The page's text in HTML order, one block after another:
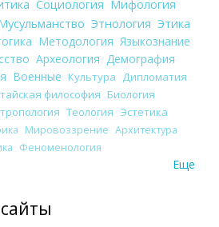
Социология Мифология
Этнология Этика
Методология Языкознание
Археология Демография
Военные Культура
Дипломатия
философия Биология
Теология Эстетика
Мировоззрение Архитектура
Феноменология
Еще